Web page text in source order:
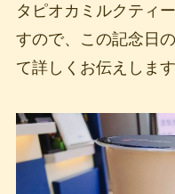
タピオカミルクティ
すので、この記念日
て詳しくお伝えします